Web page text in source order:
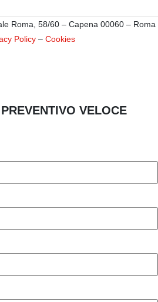
Roma, 58/60 – Capena 00060 – Roma
Policy – Cookies
VELOCE